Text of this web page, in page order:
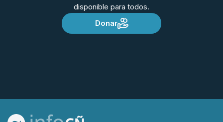
disponible para todos.
Donar